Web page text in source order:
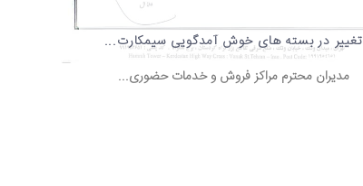
تغییر در بسته های خوش آمدگویی سیمکارت...
مدیران محترم مراکز فروش و خدمات حضوری...